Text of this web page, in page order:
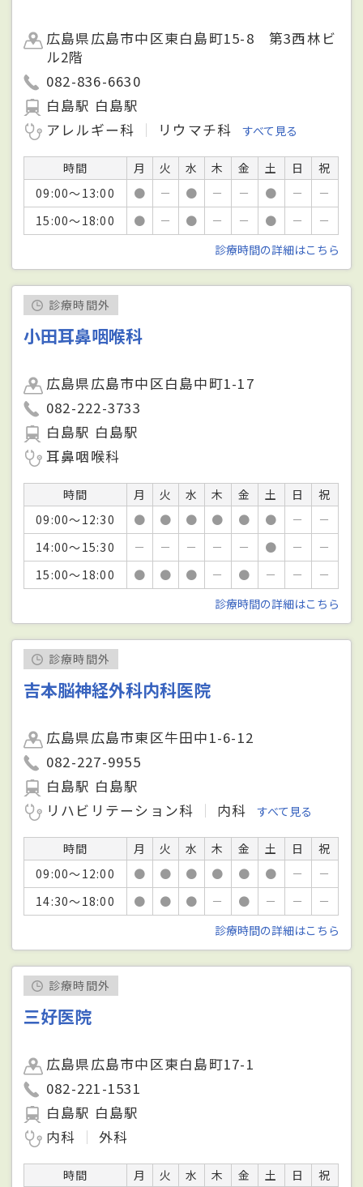
広島県広島市中区東白島町15-8 第3西林ビ
ル2階
082-836-6630
白島駅 白島駅
アレルギー科
リウマチ科 すべて見る
時間 月 火 水 木 金 土 日
祝
09:00～13:00
● － ● － － ● －
－
15:00～18:00
● － ● － － ● －
－
診療時間の詳細はこちら
診療時間外
小田耳鼻咽喉科
広島県広島市中区白島中町1-17
082-222-3733
白島駅 白島駅
耳鼻咽喉科
時間 月 火 水 木 金 土 日
祝
09:00～12:30
● ● ● ● ● ● －
－
14:00～15:30
－ － － － － ● －
－
15:00～18:00
● ● ● － ● － －
－
診療時間の詳細はこちら
診療時間外
吉本脳神経外科内科医院
広島県広島市東区牛田中1-6-12
082-227-9955
白島駅 白島駅
リハビリテーション科
内科 すべて見る
時間 月 火 水 木 金 土 日
祝
09:00～12:00
● ● ● ● ● ● －
－
14:30～18:00
● ● ● － ● － －
－
診療時間の詳細はこちら
診療時間外
三好医院
広島県広島市中区東白島町17-1
082-221-1531
白島駅 白島駅
内科
外科
時間 月 火 水 木 金 土 日 祝